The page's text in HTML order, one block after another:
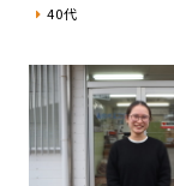
40代